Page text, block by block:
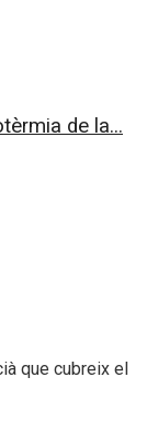
de la...
que cubreix el